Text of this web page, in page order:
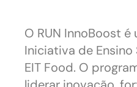
O RUN InnoBoost
Iniciativa de Ensino
EIT Food. O